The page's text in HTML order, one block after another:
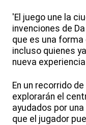
'El juego une la
invenciones de
que es una forma
incluso quienes
nueva
En un recorrido
explorarán el
ayudados por
que el jugador